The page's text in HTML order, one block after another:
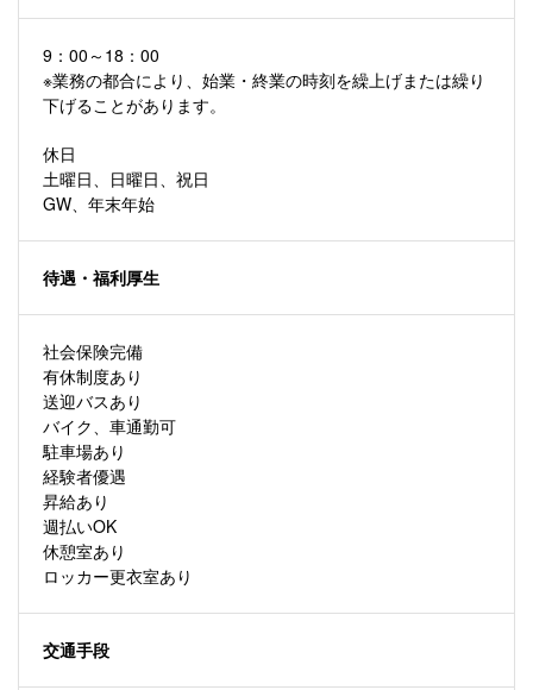
9：00～18：00
※業務の都合により、始業・終業の時刻を繰上げまたは繰り
下げることがあります。
休日
土曜日、日曜日、祝日
GW、年末年始
待遇・福利厚⽣
社会保険完備
有休制度あり
送迎バスあり
バイク、車通勤可
駐車場あり
経験者優遇
昇給あり
週払いOK
休憩室あり
ロッカー更衣室あり
交通手段